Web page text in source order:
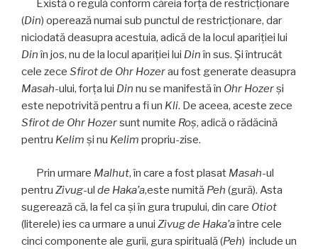
Există o regulă conform căreia forţa de restricţionare
(Din) operează numai sub punctul de restricționare, dar
niciodată deasupra acestuia, adică de la locul apariţiei lui
Dinîn jos, nu de la locul apariţiei lui Dinîn sus. Şi întrucât
cele zece Sfirot de Ohr Hozerau fost generate deasupra
Masah-ului, forţa lui Din nu se manifestă în Ohr Hozerşi
este nepotrivită pentru a fi un Kli. De aceea, aceste zece
Sfirot de Ohr Hozersunt numite Roş, adică o rădăcină
pentru Kelim şi nu Kelim propriu-zise.
Prin urmare Malhut, în care a fost plasat Masah-ul
pentru Zivug-ul de Haka’a,este numită Peh (gură). Asta
sugerează că, la fel ca şi în gura trupului, din care Otiot
(literele) ies ca urmare a unui Zivug de Haka’aîntre cele
cinci componente ale gurii, gura spirituală (Peh) include un